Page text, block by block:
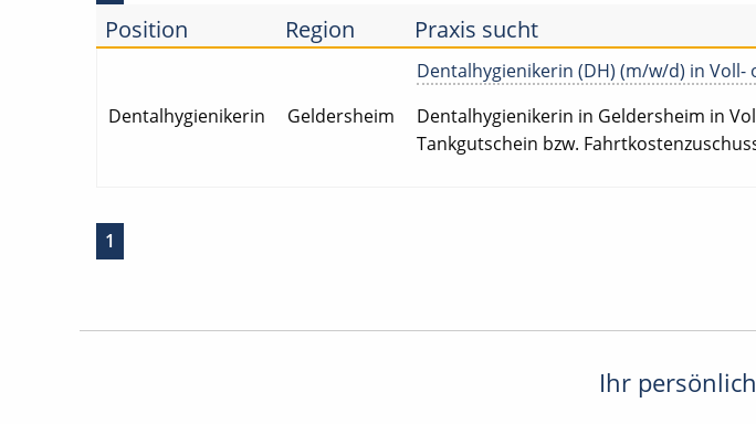
Position Region Praxis sucht
Dentalhygienikerin Geldersheim
Dentalhygienikerin (DH) (m/w/d) in Voll-
Dentalhygienikerin in Geldersheim in
Tankgutschein bzw.
1
Ihr